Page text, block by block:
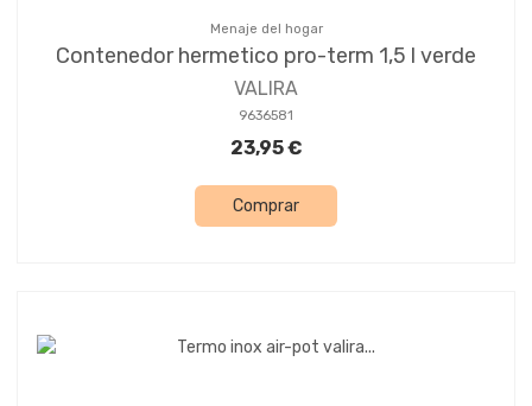
Menaje del hogar
Contenedor hermetico pro-term 1,5 l verde
VALIRA
9636581
23,95 €
Comprar